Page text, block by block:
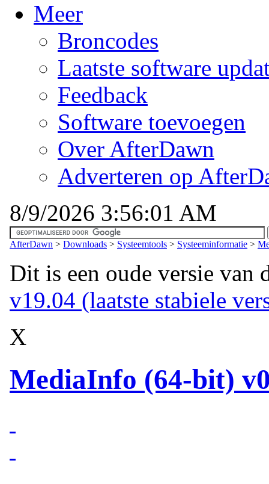
Meer
Broncodes
Laatste software
Feedback
Software toevoegen
Over AfterDawn
Adverteren op
8/9/2026 3:56:01 AM
AfterDawn > Downloads > Systeemtools > Systeeminformatie >
Dit is een oude versie van
v19.04 (laatste stabiele
X
MediaInfo (64-bit)